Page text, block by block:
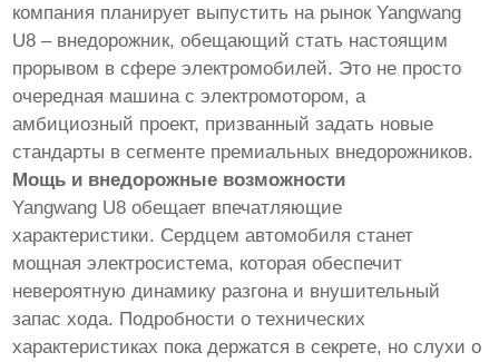
компания планирует выпустить на рынок Yangwang
U8 – внедорожник, обещающий стать настоящим
прорывом в сфере электромобилей. Это не просто
очередная машина с электромотором, а
амбициозный проект, призванный задать новые
стандарты в сегменте премиальных внедорожников.
Мощь и внедорожные возможности
Yangwang U8 обещает впечатляющие
характеристики. Сердцем автомобиля станет
мощная электросистема, которая обеспечит
невероятную динамику разгона и внушительный
запас хода. Подробности о технических
характеристиках пока держатся в секрете, но слухи о